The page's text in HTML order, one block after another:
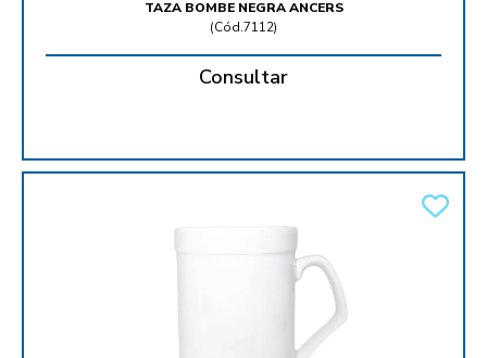
TAZA BOMBE NEGRA ANCERS
(Cód.7112)
Consultar